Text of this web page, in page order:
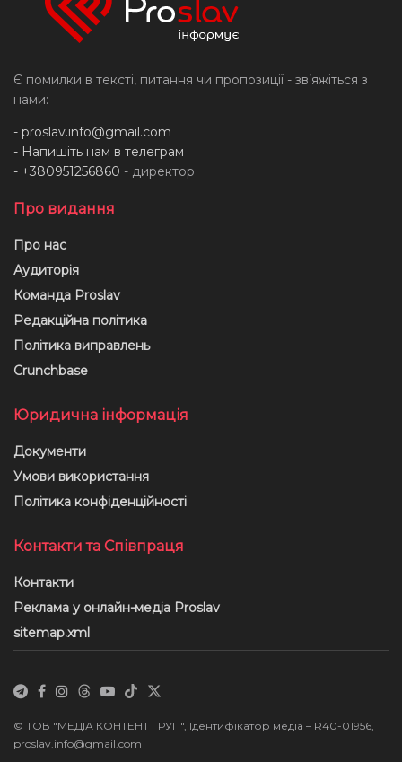
Є помилки в тексті, питання чи пропозиції - звʼяжіться з
нами:
- proslav.info@gmail.com
- Напишіть нам в телеграм
- +380951256860 - директор
Про видання
Про нас
Аудиторія
Команда Proslav
Редакційна політика
Політика виправлень
Crunchbase
Юридична інформація
Документи
Умови використання
Політика конфіденційності
Контакти та Співпраця
Контакти
Реклама у онлайн-медіа Proslav
sitemap.xml
© ТОВ "МЕДІА КОНТЕНТ ГРУП", Ідентифікатор медіа – R40-01956,
proslav.info@gmail.com